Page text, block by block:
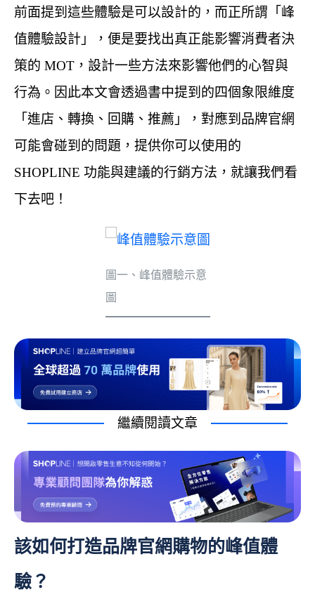
前面提到這些體驗是可以設計的，而正所謂「峰
值體驗設計」，便是要找出真正能影響消費者決
策的 MOT，設計一些方法來影響他們的心智與
行為。因此本文會透過書中提到的四個象限維度
「進店、轉換、回購、推薦」，對應到品牌官網
可能會碰到的問題，提供你可以使用的
SHOPLINE 功能與建議的行銷方法，就讓我們看
下去吧！
圖一、峰值體驗示意
圖
繼續閱讀文章
該如何打造品牌官網購物的峰值體
驗？